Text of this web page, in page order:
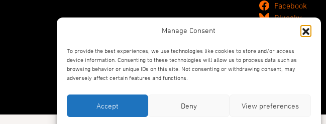
Manage Consent
To provide the best experiences, we use technologies like cookies to store and/or access
device information. Consenting to these technologies will allow us to process data such as
browsing behavior or unique IDs on this site. Not consenting or withdrawing consent, may
adversely affect certain features and functions.
Accept Deny View preferences
Facebook
Bluesky